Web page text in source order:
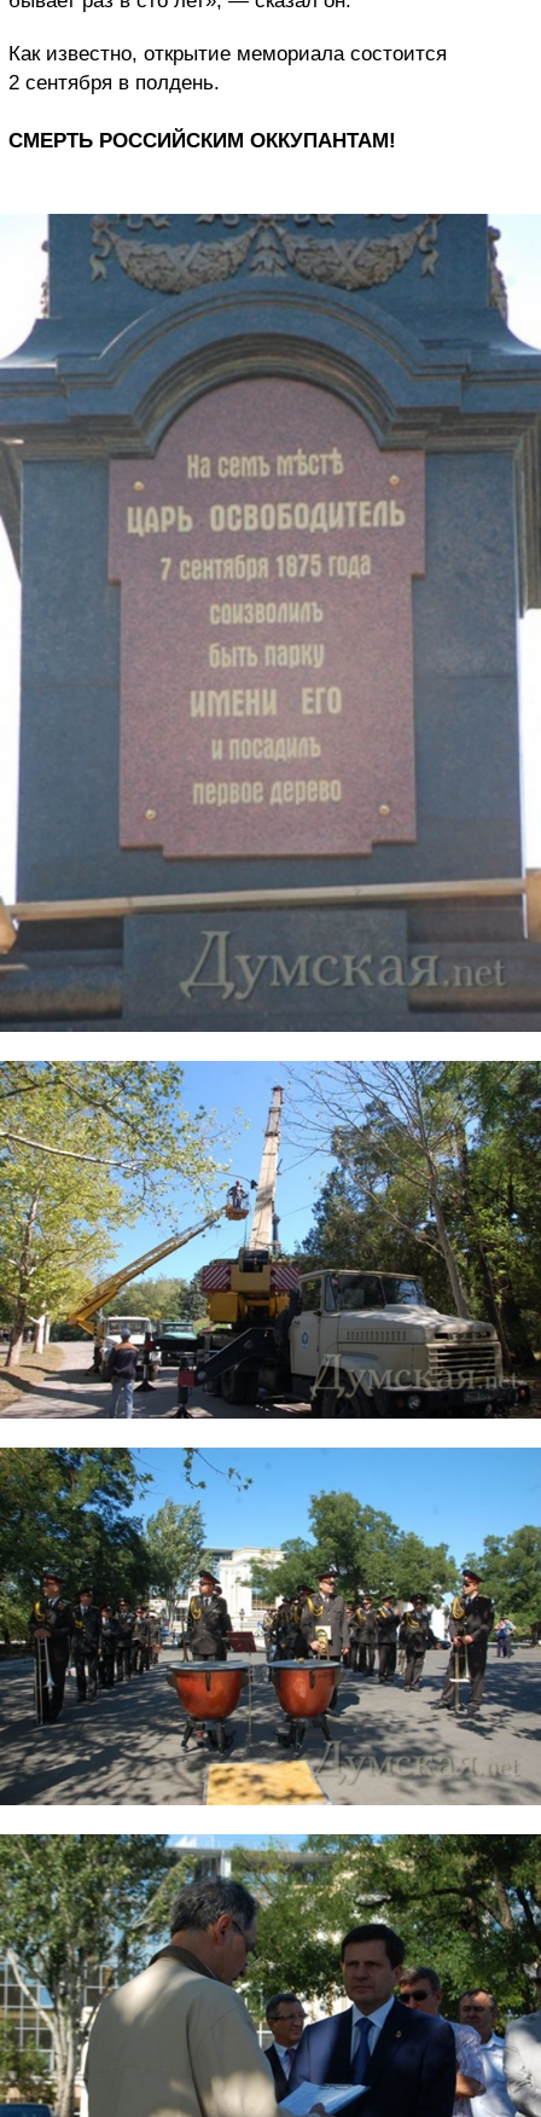
Как известно, открытие мемориала состоится
2 сентября в полдень.
СМЕРТЬ РОССИЙСКИМ ОККУПАНТАМ!